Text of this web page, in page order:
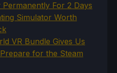
For 2 Days
Simulator Worth
VR Bundle Gives Us
for the Steam